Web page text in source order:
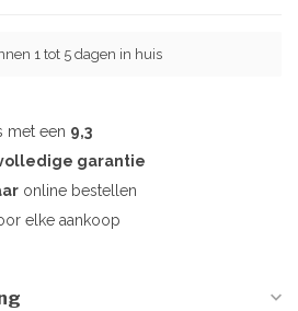
1 tot 5 dagen in huis
met een 9,3
garantie
online bestellen
elke aankoop